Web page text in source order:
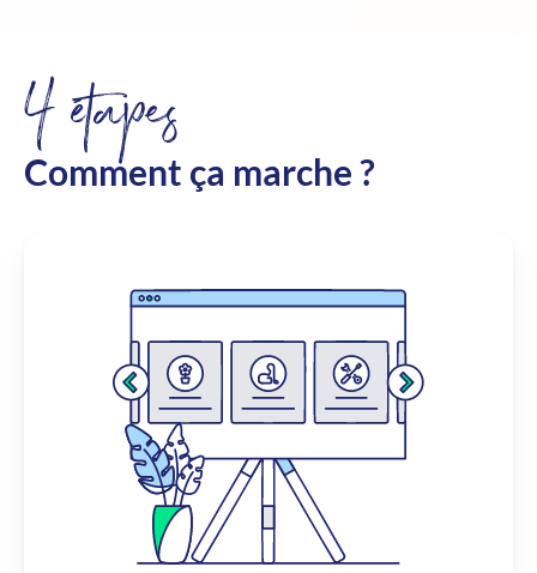
4 étapes
Comment ça marche ?